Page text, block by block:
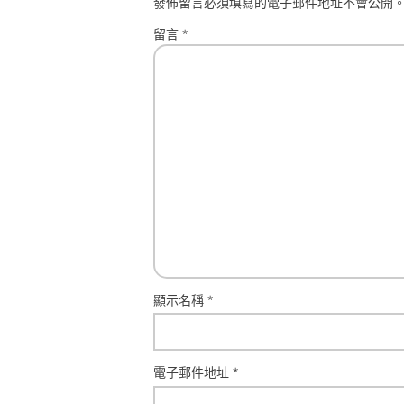
留言 *
顯示名稱 *
電子郵件地址 *